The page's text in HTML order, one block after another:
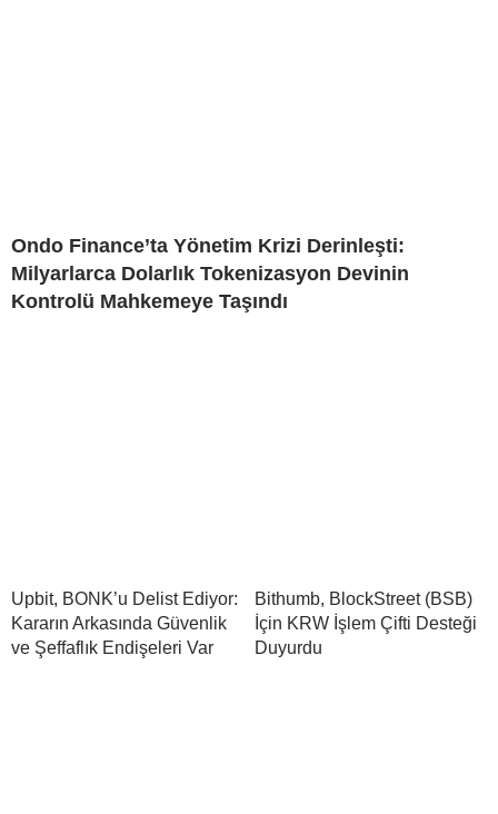
Ondo Finance’ta Yönetim Krizi Derinleşti:
Milyarlarca Dolarlık Tokenizasyon Devinin
Kontrolü Mahkemeye Taşındı
Upbit, BONK’u Delist Ediyor:
Kararın Arkasında Güvenlik
ve Şeffaflık Endişeleri Var
Bithumb, BlockStreet (BSB)
İçin KRW İşlem Çifti Desteği
Duyurdu